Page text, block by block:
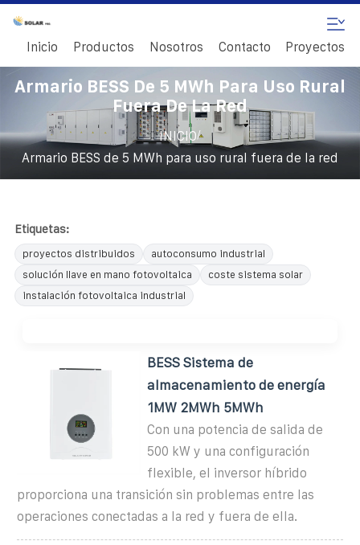
Inicio Productos Nosotros Contacto Proyectos
Armario BESS De 5 MWh Para Uso Rural
Fuera De La Red
INICIO/
Armario BESS de 5 MWh para uso rural fuera de la red
Etiquetas:
proyectos distribuidos
autoconsumo industrial
solución llave en mano fotovoltaica
coste sistema solar
instalación fotovoltaica industrial
BESS Sistema de
almacenamiento de energía
1MW 2MWh 5MWh
Con una potencia de salida de
500 kW y una configuración
flexible, el inversor híbrido
proporciona una transición sin problemas entre las
operaciones conectadas a la red y fuera de ella.